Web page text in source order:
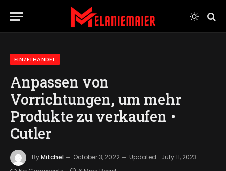
EINZELHANDEL
Anpassen von
Vorrichtungen, um mehr
Produkte zu verkaufen •
Cutler
ByMitchel October 3, 2022 Updated: July 11, 2023